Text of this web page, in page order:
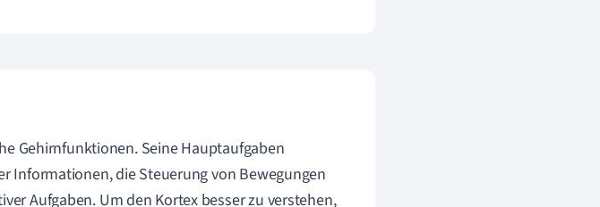
Gehirnfunktionen. Seine Hauptaufgaben
Informationen, die Steuerung von Bewegungen
Aufgaben. Um den Kortex besser zu verstehen,